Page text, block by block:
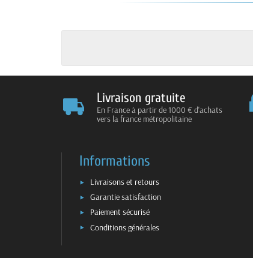
Livraison gratuite
En France à partir de 1000 € d'achats
vers la france métropolitaine
Informations
Livraisons et retours
Garantie satisfaction
Paiement sécurisé
Conditions générales